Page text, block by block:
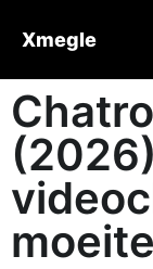
Xmegle